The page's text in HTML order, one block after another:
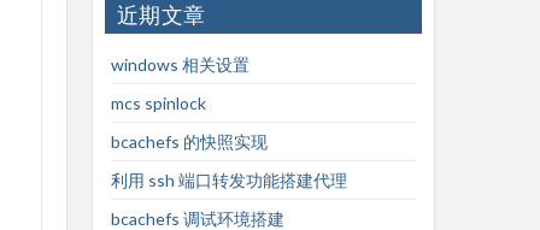
近期文章
windows 相关设置
mcs spinlock
bcachefs 的快照实现
利用 ssh 端口转发功能搭建代理
bcachefs 调试环境搭建